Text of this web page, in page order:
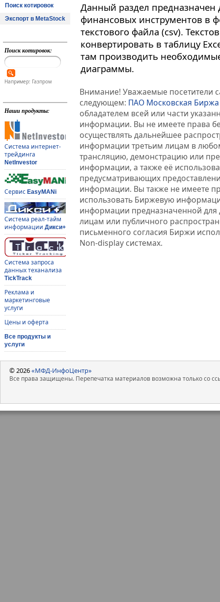
Поиск котировок
Экспорт в MetaStock
Поиск котировок:
Например: Газпром
Наши продукты:
Система интернет-
трейдинга
NetInvestor
Сервис EasyMANi
Система реал-тайм
информации Дикси+
Система запроса
данных теханализа
TickTrack
Реклама и
маркетинговые
услуги
Цены и оферта
Все продукты и
услуги
Данный раздел
финансовых инструментов в
текстового файла (csv).
конвертировать в таблицу
там производить
диаграммы.
Внимание! Уважаемые посетители
следующем: ПАО Московская Биржа
обладателем всей или части
информации. Вы не имеете права
осуществлять дальнейшее
информации третьим лицам в
трансляцию, демонстрацию или
информации, а также её
предусматривающих
информации. Вы также не имеете
использовать Биржевую
информации предназначенной для
лицам или публичного
письменного согласия Биржи
Non-display системах.
© 2026«МФД-ИнфоЦентр»
Все права защищены. Перепечатка материалов возможна только со